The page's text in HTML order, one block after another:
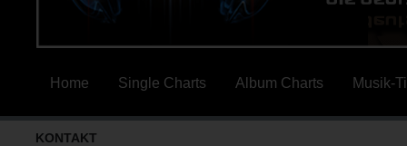
Home Single Charts Album Charts Musik-
KONTAKT